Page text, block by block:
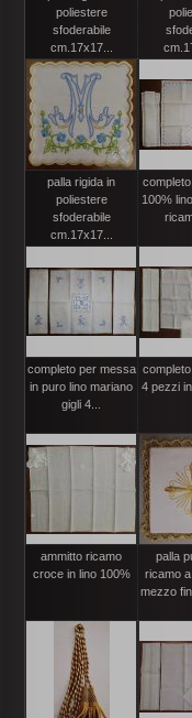
poliestere
sfoderabile
cm.17x17...
palla rigida in
poliestere
sfoderabile
cm.17x17...
100%
completo per messa
in puro lino mariano
gigli 4...
4 pezzi
ammitto ricamo
croce in lino 100%
palla
ricamo
mezzo